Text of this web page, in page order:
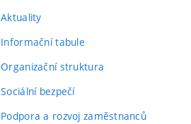
Aktuality
Informační tabule
Organizační struktura
Sociální bezpečí
Podpora a rozvoj zaměstnanců